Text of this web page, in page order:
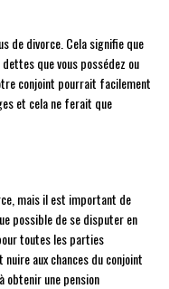
de divorce. Cela signifie que
que vous possédez ou
conjoint pourrait facilement
et cela ne ferait que
mais il est important de
possible de se disputer en
toutes les parties
aux chances du conjoint
obtenir une pension